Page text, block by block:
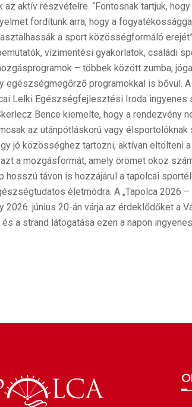
az aktív részvételre. “Fontosnak tartjuk,
fordítunk arra, hogy a
a sport közösségformáló
vízimentési gyakorlatok, családi
– többek között zumba,
egészségmegőrző programokkal is bővül.
Lelki Egészségfejlesztési Iroda
Bence kiemelte, hogy a rendezvény
az utánpótláskorú vagy
jó közösséghez tartozni, aktívan eltölteni
a mozgásformát, amely örömet okoz
hosszú távon is hozzájárul a tapolcai
életmódra. A „Tapolca 2026
2026. június 20-án várja az érdeklődőket a
a strand látogatása ezen a napon